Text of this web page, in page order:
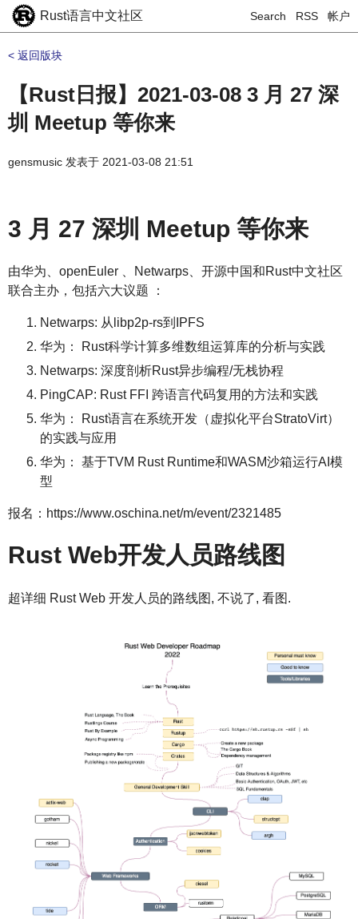
Rust语言中文社区 Search RSS 帐户
< 返回版块
【Rust日报】2021-03-08 3 月 27 深
圳 Meetup 等你来
gensmusic 发表于 2021-03-08 21:51
3 月 27 深圳 Meetup 等你来
由华为、openEuler 、Netwarps、开源中国和Rust中文社区
联合主办，包括六大议题 ：
Netwarps: 从libp2p-rs到IPFS
华为： Rust科学计算多维数组运算库的分析与实践
Netwarps: 深度剖析Rust异步编程/无栈协程
PingCAP: Rust FFI 跨语言代码复用的方法和实践
华为： Rust语言在系统开发（虚拟化平台StratoVirt）
的实践与应用
华为： 基于TVM Rust Runtime和WASM沙箱运行AI模
型
报名：https://www.oschina.net/m/event/2321485
Rust Web开发人员路线图
超详细 Rust Web 开发人员的路线图, 不说了, 看图.